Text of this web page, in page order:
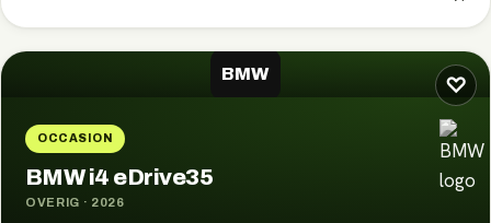
♡
BMW
OCCASION
BMW i4 eDrive35
OVERIG · 2026